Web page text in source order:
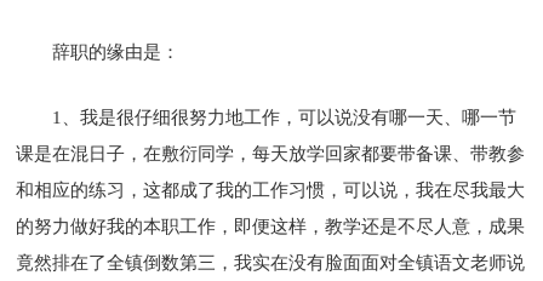
辞职的缘由是：
1、我是很仔细很努力地工作，可以说没有哪一天、哪一节
课是在混日子，在敷衍同学，每天放学回家都要带备课、带教参
和相应的练习，这都成了我的工作习惯，可以说，我在尽我最大
的努力做好我的本职工作，即便这样，教学还是不尽人意，成果
竟然排在了全镇倒数第三，我实在没有脸面面对全镇语文老师说